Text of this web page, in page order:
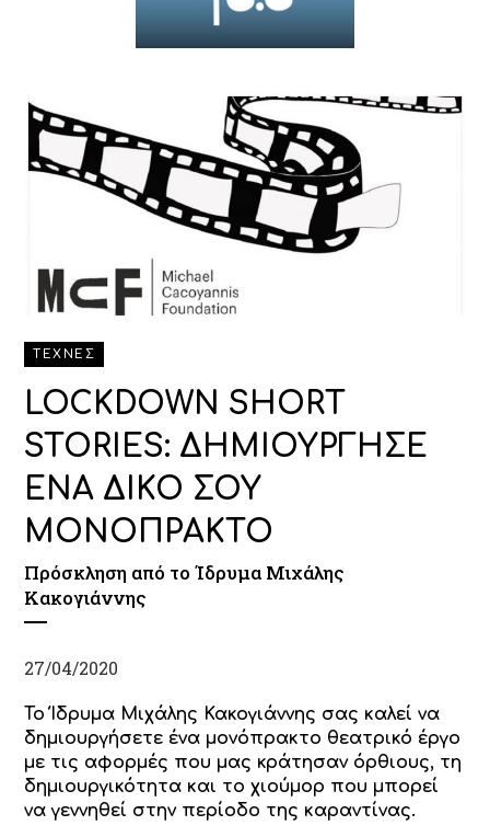
ΤΕΧΝΕΣ
LOCKDOWN SHORT
STORIES: ΔΗΜΙΟΥΡΓΗΣΕ
ΕΝΑ ΔΙΚΟ ΣΟΥ
ΜΟΝΟΠΡΑΚΤΟ
Πρόσκληση από το Ίδρυμα Μιχάλης
Κακογιάννης
27/04/2020
Το Ίδρυμα Μιχάλης Κακογιάννης σας καλεί να
δημιουργήσετε ένα μονόπρακτο θεατρικό έργο
με τις αφορμές που μας κράτησαν όρθιους, τη
δημιουργικότητα και το χιούμορ που μπορεί
να γεννηθεί στην περίοδο της καραντίνας.